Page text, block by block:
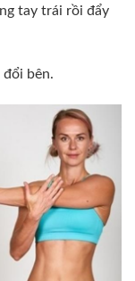
tay trái rồi đẩy
bên.